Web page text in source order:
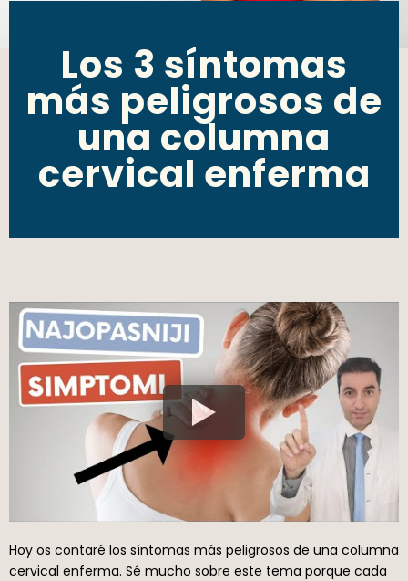
Los 3 síntomas
más peligrosos de
una columna
cervical enferma
Hoy os contaré los síntomas más peligrosos de una columna
cervical enferma. Sé mucho sobre este tema porque cada